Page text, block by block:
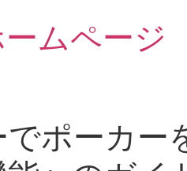
ムページ
でポーカ